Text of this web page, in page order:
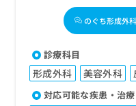
のぐち形成外
診療科目
形成外科 美容外科
対応可能な疾患・治療